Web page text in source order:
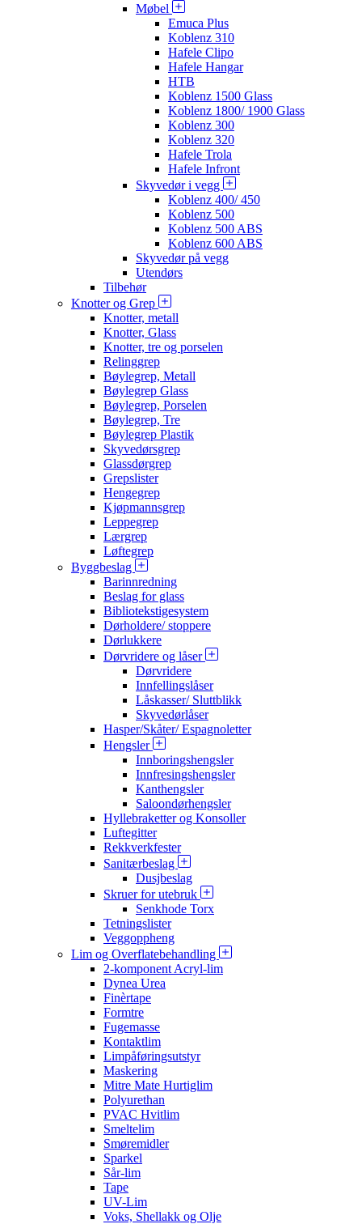
Møbel
Emuca Plus
Koblenz 310
Hafele Clipo
Hafele Hangar
HTB
Koblenz 1500 Glass
Koblenz 1800/ 1900 Glass
Koblenz 300
Koblenz 320
Hafele Trola
Hafele Infront
Skyvedør i vegg
Koblenz 400/ 450
Koblenz 500
Koblenz 500 ABS
Koblenz 600 ABS
Skyvedør på vegg
Utendørs
Tilbehør
Knotter og Grep
Knotter, metall
Knotter, Glass
Knotter, tre og porselen
Relinggrep
Bøylegrep, Metall
Bøylegrep Glass
Bøylegrep, Porselen
Bøylegrep, Tre
Bøylegrep Plastik
Skyvedørsgrep
Glassdørgrep
Grepslister
Hengegrep
Kjøpmannsgrep
Leppegrep
Lærgrep
Løftegrep
Byggbeslag
Barinnredning
Beslag for glass
Bibliotekstigesystem
Dørholdere/ stoppere
Dørlukkere
Dørvridere og låser
Dørvridere
Innfellingslåser
Låskasser/ Sluttblikk
Skyvedørlåser
Hasper/Skåter/ Espagnoletter
Hengsler
Innboringshengsler
Innfresingshengsler
Kanthengsler
Saloondørhengsler
Hyllebraketter og Konsoller
Luftegitter
Rekkverkfester
Sanitærbeslag
Dusjbeslag
Skruer for utebruk
Senkhode Torx
Tetningslister
Veggoppheng
Lim og Overflatebehandling
2-komponent Acryl-lim
Dynea Urea
Finèrtape
Formtre
Fugemasse
Kontaktlim
Limpåføringsutstyr
Maskering
Mitre Mate Hurtiglim
Polyurethan
PVAC Hvitlim
Smeltelim
Smøremidler
Sparkel
Sår-lim
Tape
UV-Lim
Voks, Shellakk og Olje